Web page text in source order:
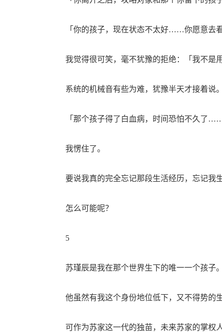
「你的孩子，现在状态不太好……你愿意去
我觉得很可笑，毫不犹豫的拒绝：「我不是
系统的机械音有些为难，犹豫半天才接着说
「那个孩子得了白血病，时间恐怕不久了
我愣住了。
要说我真的完全忘记那段生活经历，忘记我
怎么可能呢？
5
苏瑾辰是我在那个世界生下的唯一一个孩子
他虽然有我这个身份地位低下，又不得势的
可作为苏家这一代的独苗，未来苏家的掌权